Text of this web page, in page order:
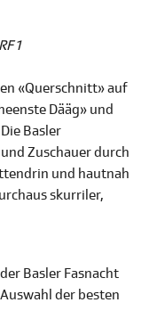
1
«Querschnitt» auf
Dääg» und
Basler
Zuschauer durch
und hautnah
skurriler,
Basler Fasnacht
der besten